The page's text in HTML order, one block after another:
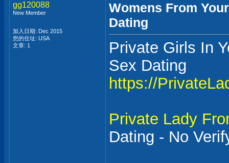
gg120088
New Member
加入日期: Dec 2015
您的住址: USA
文章: 1
Womens From
Dating
Private Girls In
Sex Dating
https://
Private Lady
Dating - No